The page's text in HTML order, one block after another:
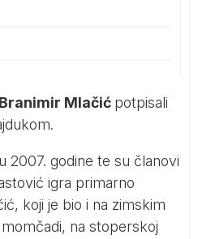
Branimir Mlačić potpisali
2007. godine te su članovi
igra primarno
koji je bio i na zimskim
na stoperskoj